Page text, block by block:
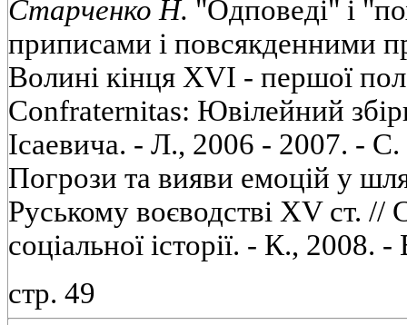
Старченко Н. "Одповеді" і
приписами і повсякденними
Волині кінця XVI - першої
Confraternitas: Ювілейний
Ісаевича. - Л., 2006 - 2007. -
Погрози та вияви емоцій у
Руському воєводстві XV ст.
соціальної історії. - К.,
стр. 49